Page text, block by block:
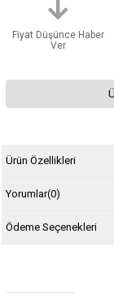
Fiyat Düşünce Haber
Ver
Ürün Özellikleri
Yorumlar(0)
Ödeme Seçenekleri